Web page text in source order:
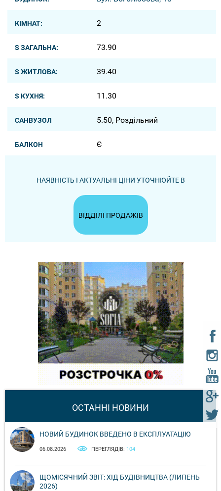
КІМНАТ: 2
S ЗАГАЛЬНА: 73.90
S ЖИТЛОВА: 39.40
S КУХНЯ: 11.30
САНВУЗОЛ 5.50, Роздільний
БАЛКОН Є
НАЯВНІСТЬ І АКТУАЛЬНІ ЦІНИ УТОЧНЮЙТЕ В
ВІДДІЛІ ПРОДАЖІВ
ОСТАННІ НОВИНИ
НОВИЙ БУДИНОК ВВЕДЕНО В ЕКСПЛУАТАЦІЮ
06.08.2026 ПЕРЕГЛЯДІВ: 104
ЩОМІСЯЧНИЙ ЗВІТ: ХІД БУДІВНИЦТВА (ЛИПЕНЬ
2026)